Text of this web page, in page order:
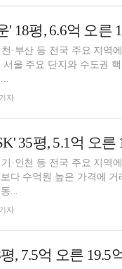
' 18평, 6.6억 오른
·부산 등 전국 주요 지역
울 주요 단지와 수도권
자
35평, 5.1억 오
·인천 등 전국 주요 지역
다 수억원 높은 가격에
...
자
, 7.5억 오른